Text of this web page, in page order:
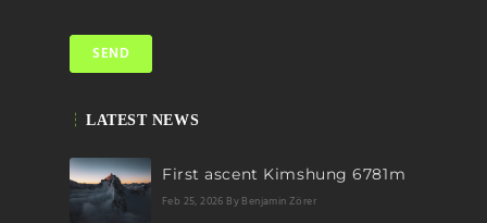
LATEST NEWS
First ascent Kimshung 6781m
Feb 25, 2026 By Benjamin Zörer